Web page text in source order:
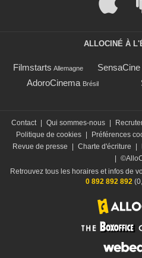
ALLOCINÉ À
Filmstarts Allemagne SensaCine
AdoroCinema Brésil
Contact Qui sommes-nous
Politique de cookies
Préférences
Revue de presse
Charte d'écriture
Retrouvez tous les horaires et infos de
0 892 892 892